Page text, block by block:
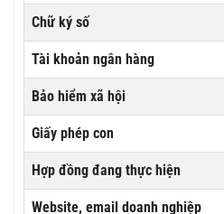
Chữ ký số
Tài khoản ngân hàng
Bảo hiểm xã hội
Giấy phép con
Hợp đồng đang thực hiện
Website, email doanh nghiệp